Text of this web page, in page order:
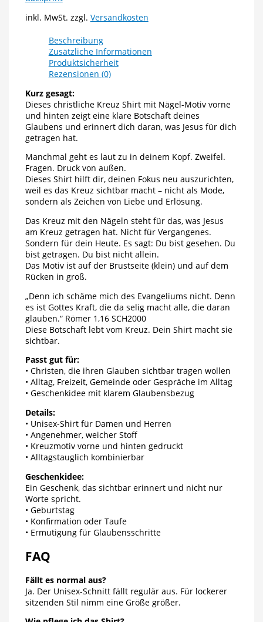
inkl. MwSt. zzgl. Versandkosten
Beschreibung
Zusätzliche Informationen
Produktsicherheit
Rezensionen (0)
Kurz gesagt:
Dieses christliche Kreuz Shirt mit Nägel-Motiv vorne
und hinten zeigt eine klare Botschaft deines
Glaubens und erinnert dich daran, was Jesus für dich
getragen hat.
Manchmal geht es laut zu in deinem Kopf. Zweifel.
Fragen. Druck von außen.
Dieses Shirt hilft dir, deinen Fokus neu auszurichten,
weil es das Kreuz sichtbar macht – nicht als Mode,
sondern als Zeichen von Liebe und Erlösung.
Das Kreuz mit den Nägeln steht für das, was Jesus
am Kreuz getragen hat. Nicht für Vergangenes.
Sondern für dein Heute. Es sagt: Du bist gesehen. Du
bist getragen. Du bist nicht allein.
Das Motiv ist auf der Brustseite (klein) und auf dem
Rücken in groß.
„Denn ich schäme mich des Evangeliums nicht. Denn
es ist Gottes Kraft, die da selig macht alle, die daran
glauben.“ Römer 1,16 SCH2000
Diese Botschaft lebt vom Kreuz. Dein Shirt macht sie
sichtbar.
Passt gut für:
• Christen, die ihren Glauben sichtbar tragen wollen
• Alltag, Freizeit, Gemeinde oder Gespräche im Alltag
• Geschenkidee mit klarem Glaubensbezug
Details:
• Unisex-Shirt für Damen und Herren
• Angenehmer, weicher Stoff
• Kreuzmotiv vorne und hinten gedruckt
• Alltagstauglich kombinierbar
Geschenkidee:
Ein Geschenk, das sichtbar erinnert und nicht nur
Worte spricht.
• Geburtstag
• Konfirmation oder Taufe
• Ermutigung für Glaubensschritte
FAQ
Fällt es normal aus?
Ja. Der Unisex-Schnitt fällt regulär aus. Für lockerer
sitzenden Stil nimm eine Größe größer.